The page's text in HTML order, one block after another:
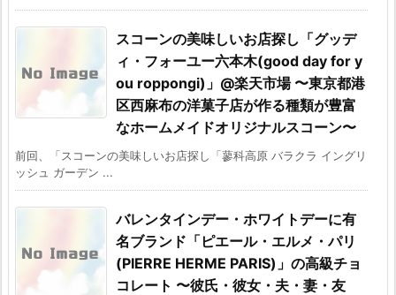
スコーンの美味しいお店探し「グッデ
ィ・フォーユー六本木(good day for y
ou roppongi)」@楽天市場 〜東京都港
区西麻布の洋菓子店が作る種類が豊富
なホームメイドオリジナルスコーン〜
前回、「スコーンの美味しいお店探し「蓼科高原 バラクラ イングリ
ッシュ ガーデン ...
バレンタインデー・ホワイトデーに有
名ブランド「ピエール・エルメ・パリ
(PIERRE HERME PARIS)」の高級チョ
コレート 〜彼氏・彼女・夫・妻・友